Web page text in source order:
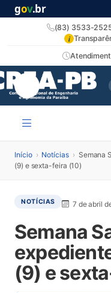
gov.br
(83) 3533-
i
Início › Notícias › Semana
(9) e sexta-feira (10)
NOTÍCIAS 7 de abril
Semana
(9) e